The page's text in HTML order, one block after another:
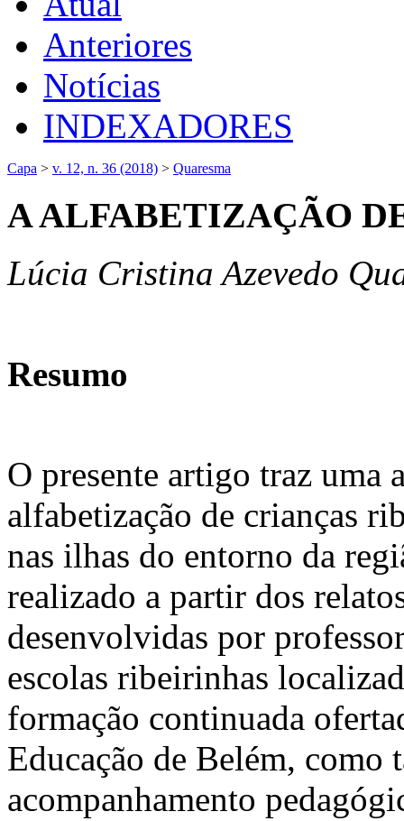
Anteriores
Notícias
INDEXADORES
Capa > v. 12, n. 36 (2018) > Quaresma
A ALFABETIZAÇÃO
Lúcia Cristina Azevedo
Resumo
O presente artigo traz uma
alfabetização de crianças
nas ilhas do entorno da
realizado a partir dos
desenvolvidas por
escolas ribeirinhas
formação continuada
Educação de Belém, como
acompanhamento